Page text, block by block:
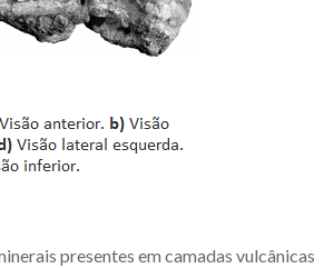
presentes em camadas vulcânicas